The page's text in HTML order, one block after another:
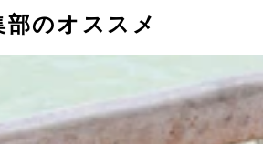
部のオススメ